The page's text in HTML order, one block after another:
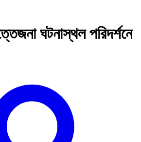
ঘটনাস্থল পরিদর্শনে